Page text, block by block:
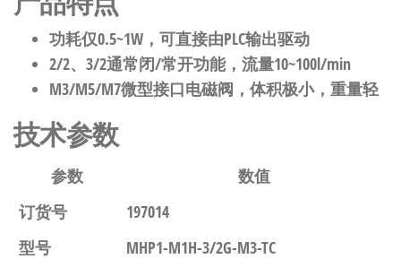
功耗仅0.5~1W，可直接由PLC输出驱动
2/2、3/2通常闭/常开功能，流量10~100l/min
M3/M5/M7微型接口电磁阀，体积极小，重量轻
技术参数
参数
数值
订货号
197014
型号
MHP1-M1H-3/2G-M3-TC